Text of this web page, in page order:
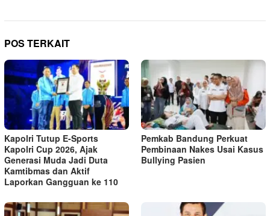
POS TERKAIT
Kapolri Tutup E-Sports
Kapolri Cup 2026, Ajak
Generasi Muda Jadi Duta
Kamtibmas dan Aktif
Laporkan Gangguan ke 110
Pemkab Bandung Perkuat
Pembinaan Nakes Usai Kasus
Bullying Pasien